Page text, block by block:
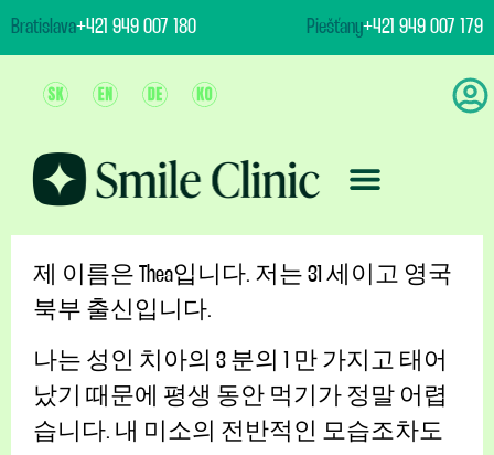
content
Bratislava+421 949 007 180 Piešťany+421 949 007 179
제 이름은 Thea입니다. 저는 31 세이고 영국
북부 출신입니다.
나는 성인 치아의 3 분의 1 만 가지고 태어
났기 때문에 평생 동안 먹기가 정말 어렵
습니다. 내 미소의 전반적인 모습조차도